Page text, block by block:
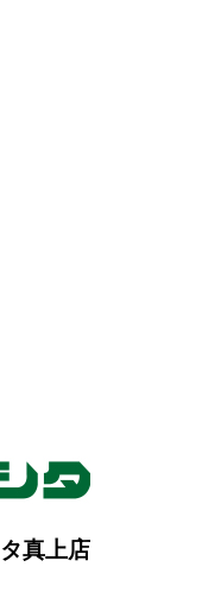
真上店